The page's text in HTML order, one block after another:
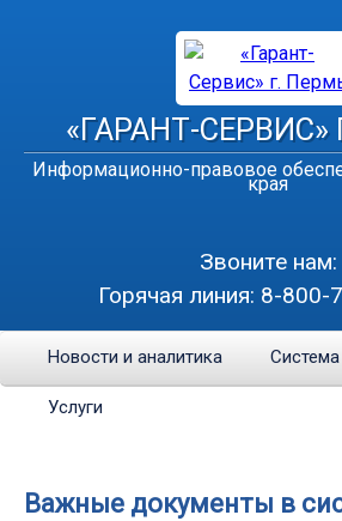
«ГАРАНТ-
Информационно-правовое
края
Звоните нам:
Горячая линия: 8-800-
Новости и аналитика
Услуги
Важные документы в